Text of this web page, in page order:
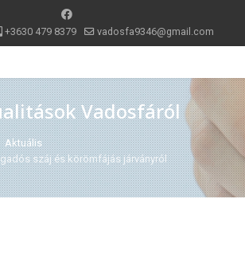
+3630 479 8379 vadosfa9346@gmail.com
Vadosfáról
Aktuális
száj és körömfájás járványról